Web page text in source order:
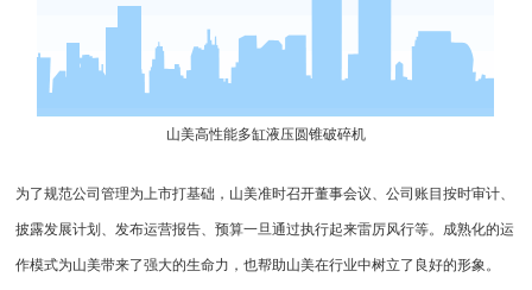
山美高性能多缸液压圆锥破碎机
为了规范公司管理为上市打基础，山美准时召开董事会议、公司账目按时审计、
披露发展计划、发布运营报告、预算一旦通过执行起来雷厉风行等。成熟化的运
作模式为山美带来了强大的生命力，也帮助山美在行业中树立了良好的形象。